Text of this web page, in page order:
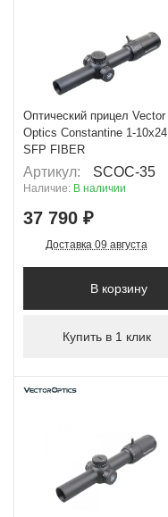
+ 1 889 Б
Оптический прицел Vector
Optics Constantine 1-10x24
SFP FIBER
Артикул: SCOC-35
Наличие: В наличии
37 790 ₽
Доставка 09 августа
В корзину
Купить в 1 клик